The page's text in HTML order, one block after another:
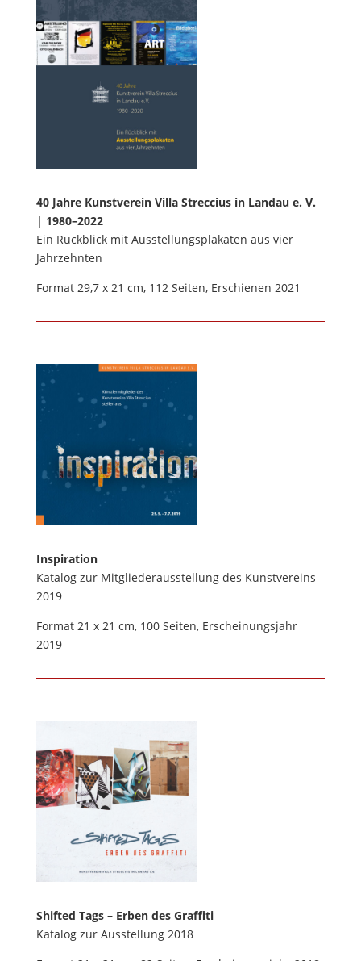
40 Jahre Kunstverein Villa Streccius in Landau e. V.
| 1980–2022
Ein Rückblick mit Ausstellungsplakaten aus vier
Jahrzehnten
Format 29,7 x 21 cm, 112 Seiten, Erschienen 2021
Inspiration
Katalog zur Mitgliederausstellung des Kunstvereins
2019
Format 21 x 21 cm, 100 Seiten, Erscheinungsjahr
2019
Shifted Tags – Erben des Graffiti
Katalog zur Ausstellung 2018